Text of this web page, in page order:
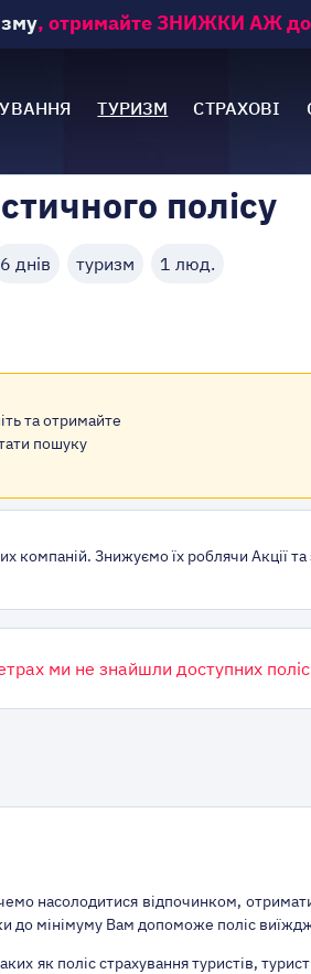
, отримайте ЗНИЖКИ АЖ до
ТУРИЗМ СТРАХОВІ
полісу
6 днів туризм 1 люд.
та отримайте
пошуку
компаній. Знижуємо їх роблячи Акції
ми не знайшли доступних
насолодитися відпочинком,
до мінімуму Вам допоможе поліс
як поліс страхування туристів,